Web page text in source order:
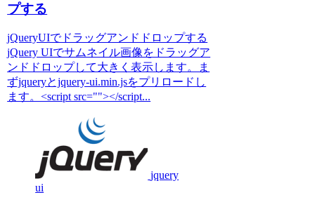
プする
jQueryUIでドラッグアンドドロップする
jQuery UIでサムネイル画像をドラッグア
ンドドロップして大きく表示します。ま
ずjqueryとjquery-ui.min.jsをプリロードし
ます。<script src=""></script...
jquery
ui